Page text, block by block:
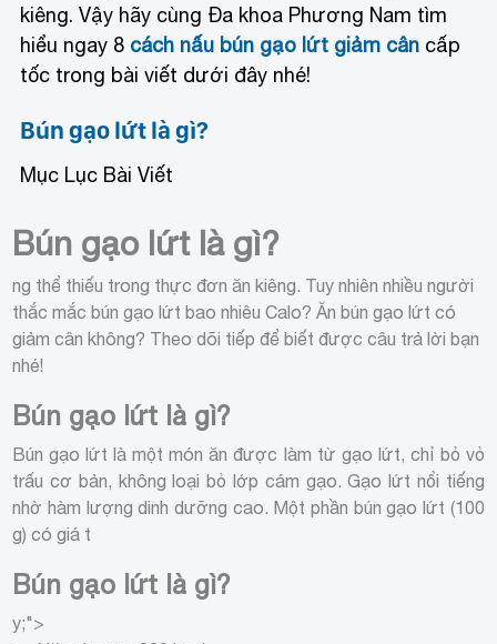
kiêng. Vậy hãy cùng Đa khoa Phương Nam tìm
hiểu ngay 8 cách nấu bún gạo lứt giảm cân cấp
tốc trong bài viết dưới đây nhé!
Bún gạo lứt là gì?
Mục Lục Bài Viết
Bún gạo lứt là gì?
ng thể thiếu trong thực đơn ăn kiêng. Tuy nhiên nhiều người
thắc mắc bún gạo lứt bao nhiêu Calo? Ăn bún gạo lứt có
giảm cân không? Theo dõi tiếp để biết được câu trả lời bạn
nhé!
Bún gạo lứt là gì?
Bún gạo lứt là một món ăn được làm từ gạo lứt, chỉ bỏ vỏ
trấu cơ bản, không loại bỏ lớp cám gạo. Gạo lứt nổi tiếng
nhờ hàm lượng dinh dưỡng cao. Một phần bún gạo lứt (100
g) có giá t
Bún gạo lứt là gì?
y;">